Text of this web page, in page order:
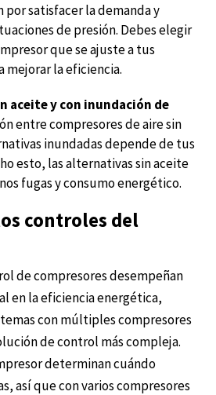
por satisfacer la demanda y
de presión. Debes elegir
que se ajuste a tus
mejorar la eficiencia.
aceite y con inundación de
entrecompresores de aire sin
inundadas depende de tus
esto, las alternativas sin aceite
fugas y consumo energético.
controles del
de compresores desempeñan
en la eficiencia energética,
con múltiples compresores
de control más compleja.
determinan cuándo
así que con varios compresores